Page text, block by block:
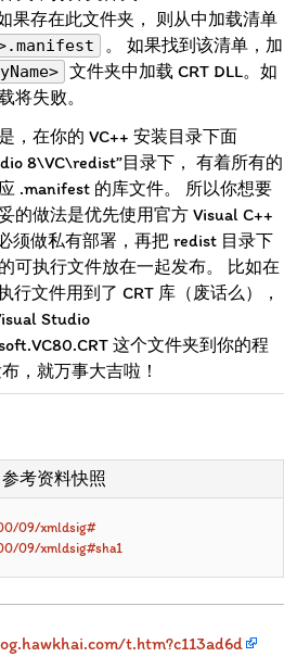
果存在此文件夹， 则从中加载清单
。 如果找到该清单，加
文件夹中加载 CRT DLL。如
将失败。
，在你的 VC++ 安装目录下面
8\VC\redist”目录下， 有着所有的
.manifest 的库文件。 所以你想要
的做法是优先使用官方 Visual C++
须做私有部署，再把 redist 目录下
可执行文件放在一起发布。 比如在
行文件用到了 CRT 库（废话么），
Studio
这个文件夹到你的程
，就万事大吉啦！
参考资料快照
09/xmldsig#
09/xmldsig#sha1
t.htm?c113ad6d